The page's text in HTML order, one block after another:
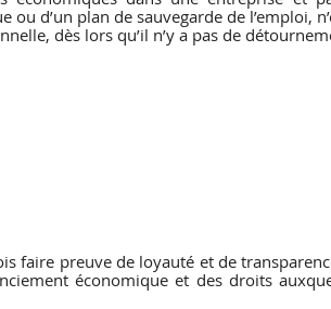
ou d’un plan de sauvegarde de l’emploi,
dès lors qu’il n’y a pas de
faire preuve de loyauté et de
économique et des droits